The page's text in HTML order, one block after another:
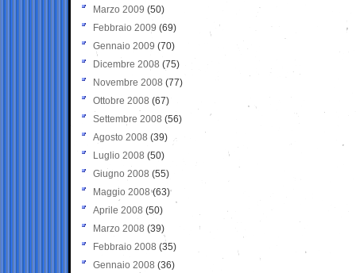
Marzo 2009 (50)
Febbraio 2009 (69)
Gennaio 2009 (70)
Dicembre 2008 (75)
Novembre 2008 (77)
Ottobre 2008 (67)
Settembre 2008 (56)
Agosto 2008 (39)
Luglio 2008 (50)
Giugno 2008 (55)
Maggio 2008(63)
Aprile 2008 (50)
Marzo 2008 (39)
Febbraio 2008 (35)
Gennaio 2008 (36)